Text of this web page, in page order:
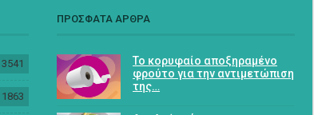
3541
1863
ΠΡΟΣΦΑΤΑ ΑΡΘΡΑ
Το κορυφαίο αποξηραμένο
φρούτο για την αντιμετώπιση
της…